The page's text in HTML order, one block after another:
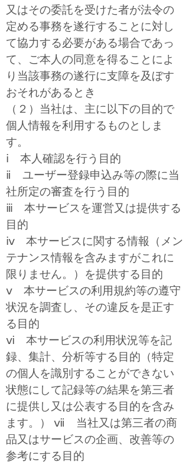
又はその委託を受けた者が法令の
定める事務を遂行することに対し
て協力する必要がある場合であっ
て、ご本人の同意を得ることによ
り当該事務の遂行に支障を及ぼす
おそれがあるとき
（２）当社は、主に以下の目的で
個人情報を利用するものとしま
す。
ⅰ 本人確認を行う目的
ⅱ ユーザー登録申込み等の際に当
社所定の審査を行う目的
ⅲ 本サービスを運営又は提供する
目的
ⅳ 本サービスに関する情報（メン
テナンス情報を含みますがこれに
限りません。）を提供する目的
ⅴ 本サービスの利用規約等の遵守
状況を調査し、その違反を是正す
る目的
ⅵ 本サービスの利用状況等を記
録、集計、分析等する目的（特定
の個人を識別することができない
状態にして記録等の結果を第三者
に提供し又は公表する目的を含み
ます。） ⅶ 当社又は第三者の商
品又はサービスの企画、改善等の
参考にする目的